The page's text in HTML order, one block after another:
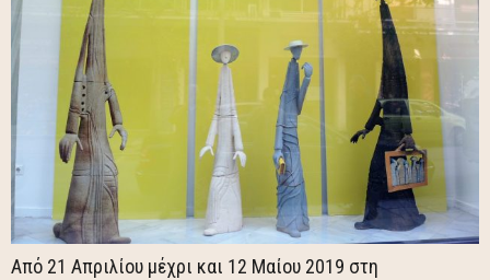
Από 21 Απριλίου μέχρι και 12 Μαίου 2019 στη